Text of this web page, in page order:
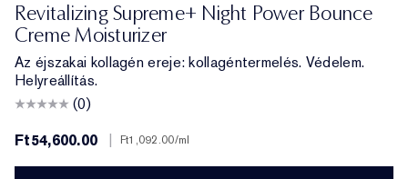
Revitalizing Supreme+ Night Power Bounce
Creme Moisturizer
Az éjszakai kollagén ereje: kollagéntermelés. Védelem.
Helyreállítás.
(0)
Ft54,600.00
Ft1,092.00/ml